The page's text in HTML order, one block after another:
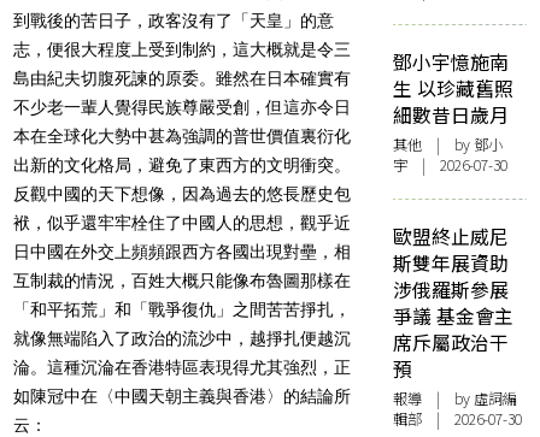
到戰後的苦日子，政客沒有了「天皇」的意
志，便很大程度上受到制約，這大概就是令三
島由紀夫切腹死諫的原委。雖然在日本確實有
不少老一輩人覺得民族尊嚴受創，但這亦令日
本在全球化大勢中甚為強調的普世價值裏衍化
出新的文化格局，避免了東西方的文明衝突。
反觀中國的天下想像，因為過去的悠長歷史包
袱，似乎還牢牢栓住了中國人的思想，觀乎近
日中國在外交上頻頻跟西方各國出現對壘，相
互制裁的情況，百姓大概只能像布魯圖那樣在
「和平拓荒」和「戰爭復仇」之間苦苦掙扎，
就像無端陷入了政治的流沙中，越掙扎便越沉
淪。這種沉淪在香港特區表現得尤其強烈，正
如陳冠中在〈中國天朝主義與香港〉的結論所
云：
鄧小宇憶施南
生 以珍藏舊照
細數昔日歲月
其他 | by 鄧小
宇 | 2026-07-30
歐盟終止威尼
斯雙年展資助
涉俄羅斯參展
爭議 基金會主
席斥屬政治干
預
報導 | by 虛詞編
輯部 | 2026-07-30